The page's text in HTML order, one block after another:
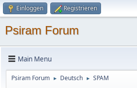
Einloggen Registrieren
Psiram Forum
Main Menu
Psiram Forum ► Deutsch ► SPAM